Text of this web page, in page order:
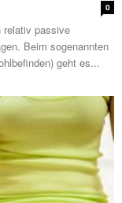
0
relativ passive
Beim sogenannten
geht es...